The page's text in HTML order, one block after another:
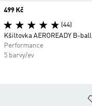
Price
499 Kč
(44)
Kšiltovka AEROREADY B-ball
Performance
5 barvy/ev